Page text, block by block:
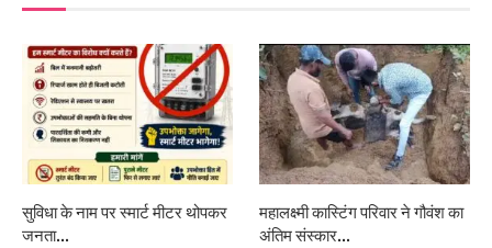
सुविधा के नाम पर स्मार्ट मीटर थोपकर
जनता...
महालक्ष्मी कास्टिंग परिवार ने गौवंश का
अंतिम संस्कार...